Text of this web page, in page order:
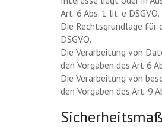
Art. 6 Abs. 1 lit. e DSGVO.
Die Rechtsgrundlage für
DSGVO.
Die Verarbeitung von
den Vorgaben des Art 6
Die Verarbeitung von
den Vorgaben des Art. 9